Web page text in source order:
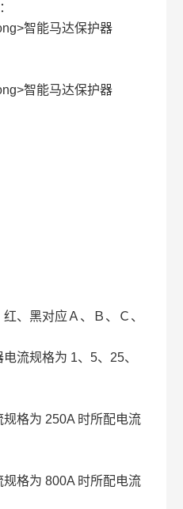
黑对应Ａ、Ｂ、Ｃ、
规格为 1、5、25、
格为 250A 时所配电流
格为 800A 时所配电流